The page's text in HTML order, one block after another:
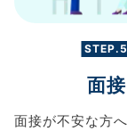
STEP.5
面接
面接が不安な方へ